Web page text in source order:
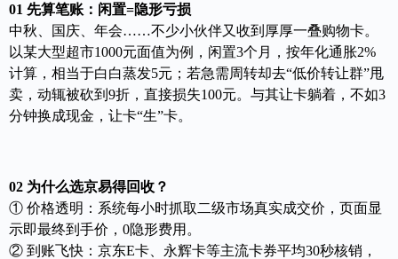
01 先算笔账：闲置=隐形亏损
中秋、国庆、年会……不少小伙伴又收到厚厚一叠购物卡。
以某大型超市1000元面值为例，闲置3个月，按年化通胀2%
计算，相当于白白蒸发5元；若急需周转却去“低价转让群”甩
卖，动辄被砍到9折，直接损失100元。与其让卡躺着，不如3
分钟换成现金，让卡“生”卡。
02 为什么选京易得回收 ？
① 价格透明：系统每小时抓取二级市场真实成交价，页面显
示即最终到手价，0隐形费用。
② 到账飞快：京东E卡 、永辉卡等主流卡券平均30秒核销，